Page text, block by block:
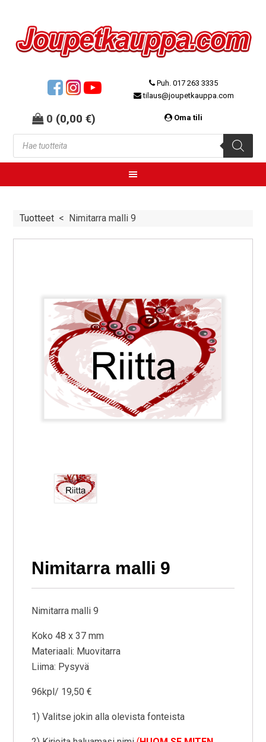
0 (0,00€)
Puh. 017 263 3335
tilaus@joupetkauppa.com
Oma tili
Tuotteet < Nimitarra malli 9
Nimitarra malli 9
Nimitarra malli 9
Koko 48 x 37 mm
Materiaali: Muovitarra
Liima: Pysyvä
96kpl/ 19,50 €
1) Valitse jokin alla olevista fonteista